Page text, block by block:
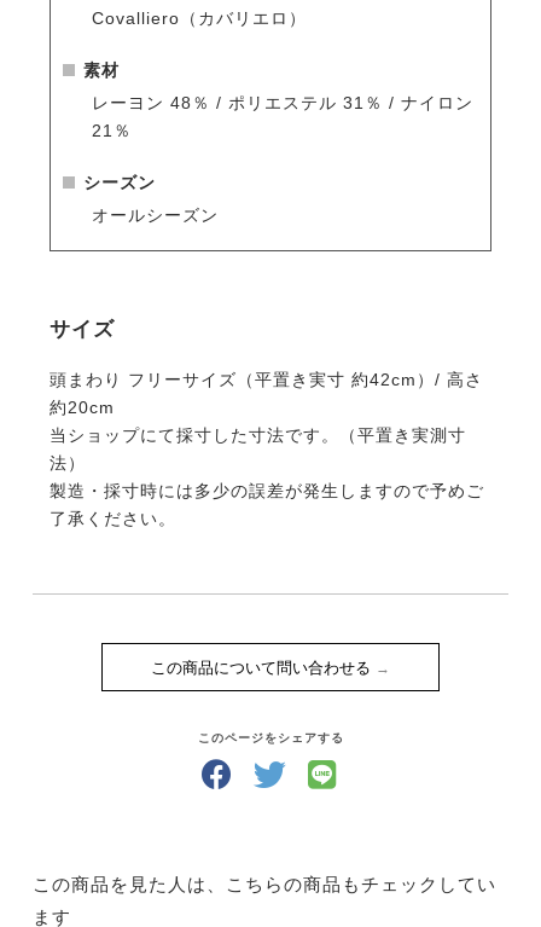
Covalliero（カバリエロ）
素材
レーヨン 48％ / ポリエステル 31％ / ナイロン
21％
シーズン
オールシーズン
サイズ
頭まわり フリーサイズ（平置き実寸 約42cm）/ 高さ
約20cm
当ショップにて採寸した寸法です。（平置き実測寸
法）
製造・採寸時には多少の誤差が発生しますので予めご
了承ください。
この商品について問い合わせる
このページをシェアする
この商品を見た人は、こちらの商品もチェックしてい
ます